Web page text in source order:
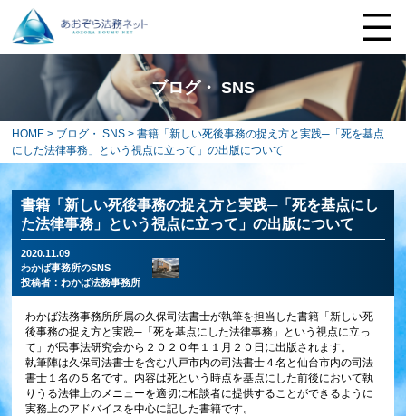
ブログ・ SNS
HOME > ブログ・ SNS > 書籍「新しい死後事務の捉え方と実践─「死を基点
にした法律事務」という視点に立って」の出版について
書籍「新しい死後事務の捉え方と実践─「死を基点にし
た法律事務」という視点に立って」の出版について
2020.11.09
わかば事務所のSNS
投稿者：わかば法務事務所
わかば法務事務所所属の久保司法書士が執筆を担当した書籍「新しい死
後事務の捉え方と実践─「死を基点にした法律事務」という視点に立っ
て」が民事法研究会から２０２０年１１月２０日に出版されます。
執筆陣は久保司法書士を含む八戸市内の司法書士４名と仙台市内の司法
書士１名の５名です。内容は死という時点を基点にした前後において執
りうる法律上のメニューを適切に相談者に提供することができるように
実務上のアドバイスを中心に記した書籍です。